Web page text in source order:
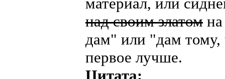
над своим златом
дам" или "дам тому,
первое лучше.
Цитата: